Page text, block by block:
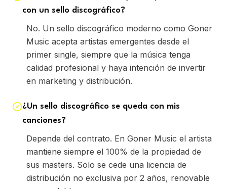
con un sello discográfico?
No. Un sello discográfico moderno como Goner
Music acepta artistas emergentes desde el
primer single, siempre que la música tenga
calidad profesional y haya intención de invertir
en marketing y distribución.
¿Un sello discográfico se queda con mis
canciones?
Depende del contrato. En Goner Music el artista
mantiene siempre el 100% de la propiedad de
sus masters. Solo se cede una licencia de
distribución no exclusiva por 2 años, renovable